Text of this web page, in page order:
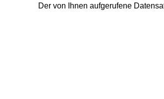
Der von Ihnen aufgerufene